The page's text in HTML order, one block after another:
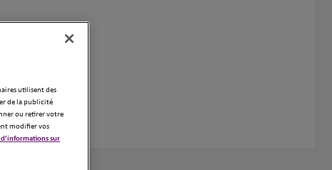
utilisent des
de la publicité
ou retirer votre
modifier vos
d'informations sur